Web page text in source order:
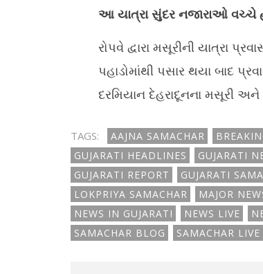
આ યાત્રા સુંદર નજારાઓ વચ્ચે
રોપવે દ્વારા મસૂરીની યાત્રા
પહાડોમાંથી પસાર થયા બાદ
દરમિયાન દેહરાદૂનના મસૂરી
TAGS: AAJNA SAMACHAR
GUJARATI HEADLINES
GUJARATI
GUJARATI REPORT
GUJARATI
LOKPRIYA SAMACHAR
MAJOR
NEWS IN GUJARATI
NEWS LIVE
SAMACHAR BLOG
SAMACHAR LIVE